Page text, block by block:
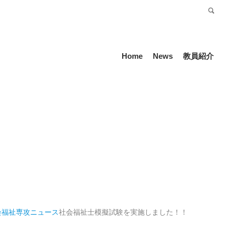
Home News 教員紹介
祉専攻ニュース社会福祉士模擬試験を実施しました！！